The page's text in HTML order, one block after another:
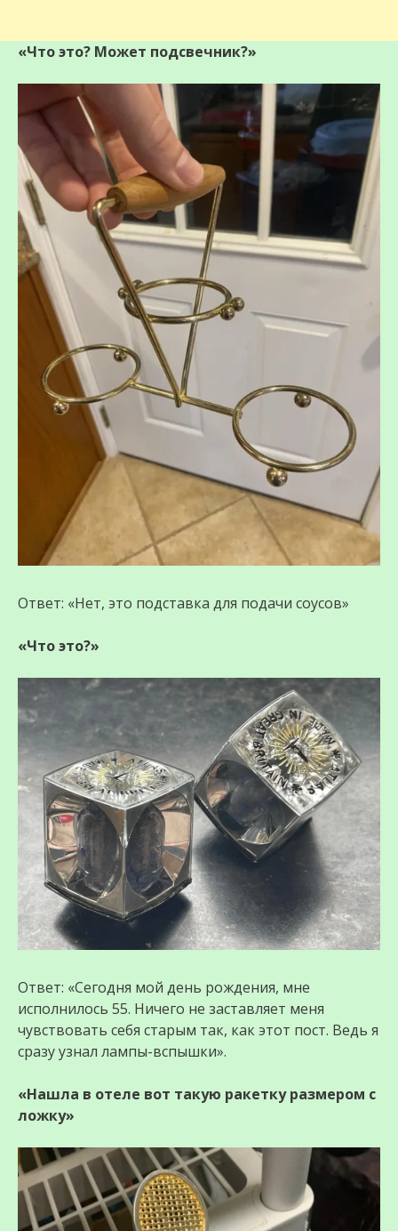
«Что это? Может подсвечник?»
Ответ: «Нет, это подставка для подачи соусов»
«Что это?»
Ответ: «Сегодня мой день рождения, мне
исполнилось 55. Ничего не заставляет меня
чувствовать себя старым так, как этот пост. Ведь я
сразу узнал лампы-вспышки».
«Нашла в отеле вот такую ракетку размером с
ложку»